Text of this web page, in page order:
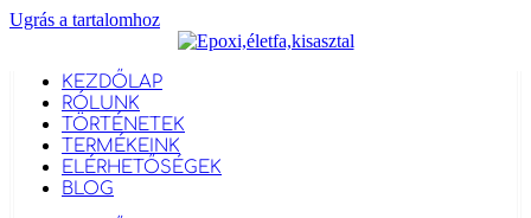
Ugrás a tartalomhoz
KEZDŐLAP
RÓLUNK
TÖRTÉNETEK
TERMÉKEINK
ELÉRHETŐSÉGEK
BLOG